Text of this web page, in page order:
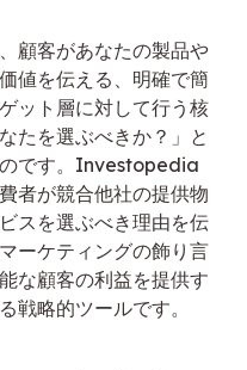
顧客があなたの製品や
値を伝える、明確で簡
ット層に対して行う核
たを選ぶべきか？」と
です。Investopedia
者が競合他社の提供物
スを選ぶべき理由を伝
ーケティングの飾り言
な顧客の利益を提供す
戦略的ツールです。